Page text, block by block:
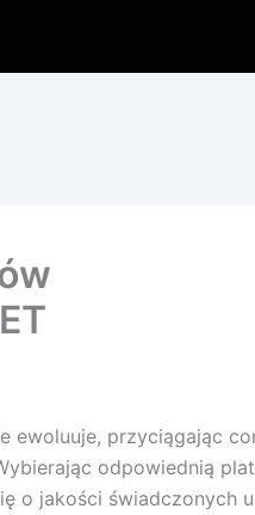
ewoluuje, przyciągając
odpowiednią
o jakości świadczonych